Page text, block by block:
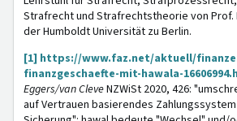
Strafrecht und Strafrechtstheorie von Prof.
der Humboldt Universität zu Berlin.
[1] https://www.faz.net/aktuell/
finanzgeschaefte-mit-hawala-
Eggers/van CleveNZWiSt 2020, 426:
auf Vertrauen basierendes